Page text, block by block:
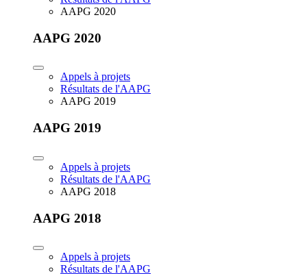
AAPG 2020
AAPG 2020
Appels à projets
Résultats de l'AAPG
AAPG 2019
AAPG 2019
Appels à projets
Résultats de l'AAPG
AAPG 2018
AAPG 2018
Appels à projets
Résultats de l'AAPG